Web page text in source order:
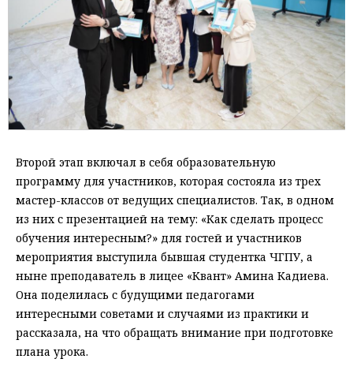
Второй этап включал в себя образовательную
программу для участников, которая состояла из трех
мастер-классов от ведущих специалистов. Так, в одном
из них с презентацией на тему: «Как сделать процесс
обучения интересным?» для гостей и участников
мероприятия выступила бывшая студентка ЧГПУ, а
ныне преподаватель в лицее «Квант» Амина Кадиева.
Она поделилась с будущими педагогами
интересными советами и случаями из практики и
рассказала, на что обращать внимание при подготовке
плана урока.